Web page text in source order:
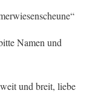
Namen und
und breit, liebe